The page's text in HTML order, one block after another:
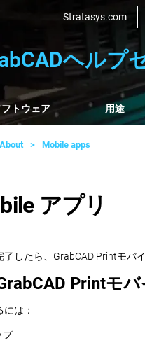
Stratasys.com
ヘルプ
トウェア 用途
About Mobile apps
アプリ
したら、GrabCAD Printモバ
Printモ
は：
プ